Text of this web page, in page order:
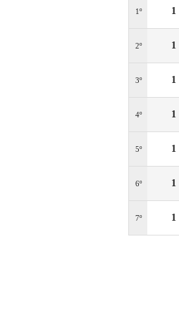
1º 1
2º 1
3º 1
4º 1
5º 1
6º 1
7º 1